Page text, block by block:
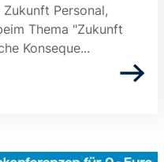
Personal,
Thema "Zukunft
Konseque...